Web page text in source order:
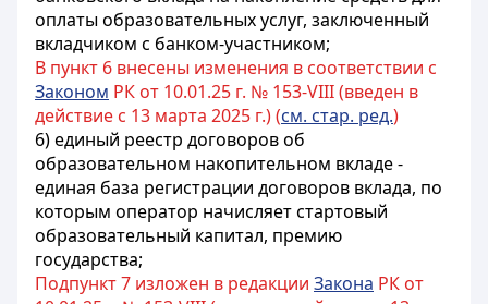
оплаты образовательных услуг, заключенный
вкладчиком с банком-участником;
В пункт 6 внесены изменения в соответствии с
Законом РК от 10.01.25 г. № 153-VIII (введен в
действие с 13 марта 2025 г.) (см. стар. ред.)
6) единый реестр договоров об
образовательном накопительном вкладе -
единая база регистрации договоров вклада, по
которым оператор начисляетстартовый
образовательный капитал, премию
государства;
Подпункт 7 изложен в редакции Закона РК от